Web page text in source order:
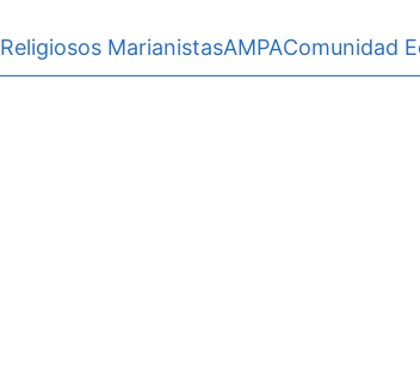
Religiosos MarianistasAMPAComunidad